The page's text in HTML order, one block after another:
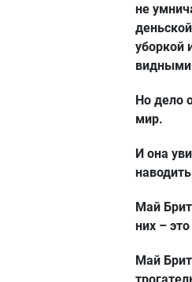
не
уборкой
видными
Но дело
мир.
И она
Май
них –
Май